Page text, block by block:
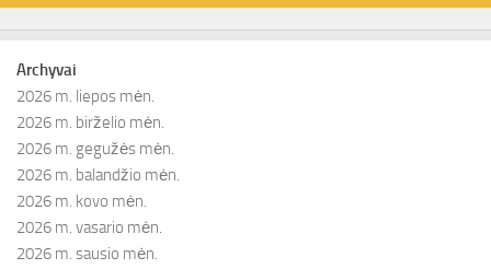
Archyvai
2026 m. liepos mėn.
2026 m. birželio mėn.
2026 m. gegužės mėn.
2026 m. balandžio mėn.
2026 m. kovo mėn.
2026 m. vasario mėn.
2026 m. sausio mėn.